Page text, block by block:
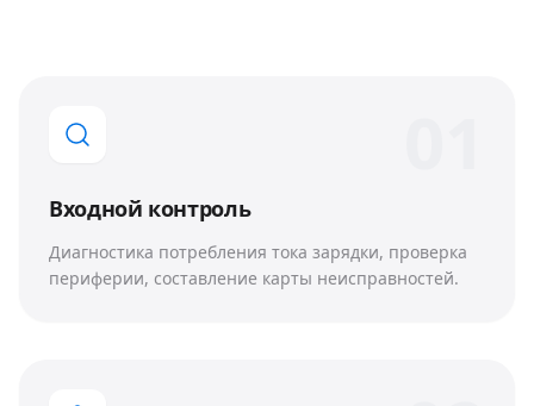
Входной контроль
Диагностика потребления тока зарядки, проверка
периферии, составление карты неисправностей.